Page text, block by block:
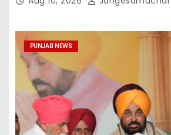
PUNJAB NEWS